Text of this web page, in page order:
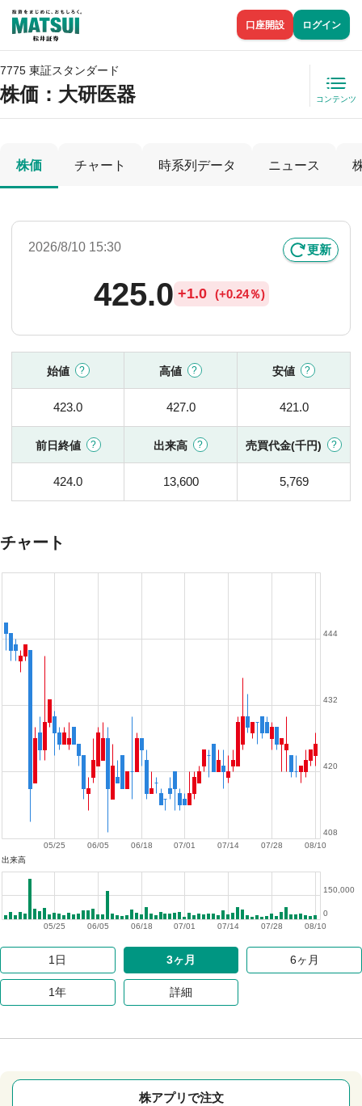
口座開設 ログイン
7775 東証スタンダード
株価 ：大研医器 コンテンツ
株価 チャート 時系列データ ニュース
2026/8/10 15:30 更新
425.0 +1.0 (+0.24％)
始値 高値 安値
423.0 427.0 421.0
前日終値 出来高 売買代金(千円)
424.0 13,600 5,769
チャート
08/10
07/28
07/14
07/01
06/18
06/05
05/25
408
420
432
444
出来高
08/10
07/28
07/14
07/01
06/18
06/05
05/25
0
150,000
1日 3ヶ月 6ヶ月
1年 詳細
株アプリで注文